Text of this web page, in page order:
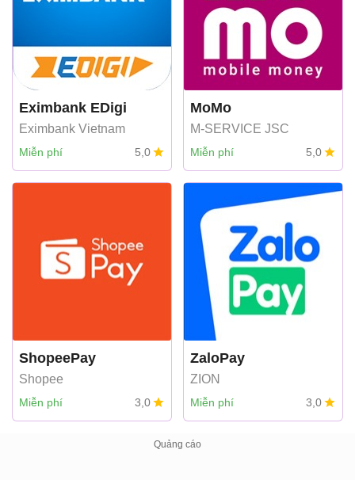
Eximbank EDigi
Eximbank Vietnam
Miễn phí 5,0
MoMo
M-SERVICE JSC
Miễn phí 5,0
ShopeePay
Shopee
Miễn phí 3,0
ZaloPay
ZION
Miễn phí 3,0